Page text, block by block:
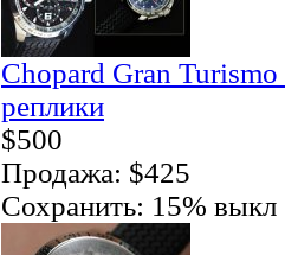
Chopard Gran
реплики
$500
Продажа: $425
Сохранить: 15% выкл